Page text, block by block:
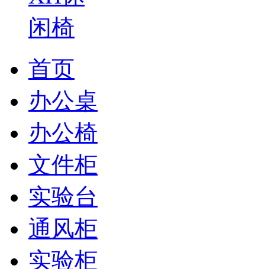
首页
办公桌
办公椅
文件柜
实验台
通风柜
实验柜